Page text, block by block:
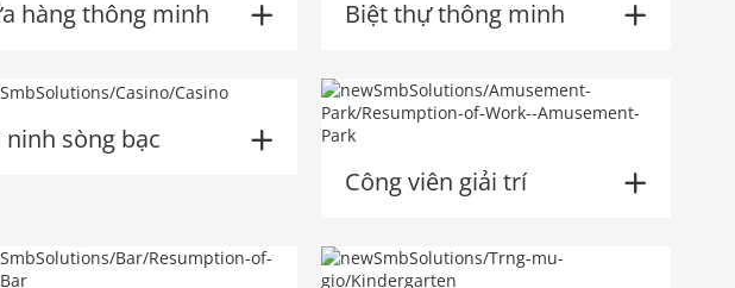
hàng thông minh Biệt thự thông minh
ninh sòng bạc
Công viên giải trí